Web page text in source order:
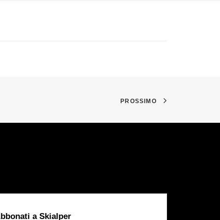
PROSSIMO
a Skialper